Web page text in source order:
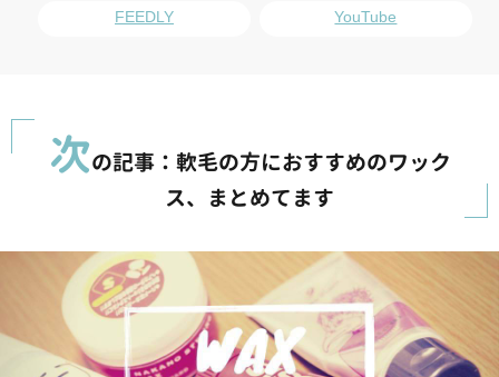
FEEDLY YouTube
次の記事：軟毛の方におすすめのワック
ス、まとめてます